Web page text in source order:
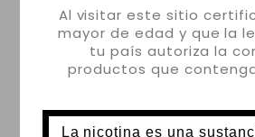
Al visitar este sitio
mayor de edad y que la
tu país autoriza la
productos que
La nicotina es una